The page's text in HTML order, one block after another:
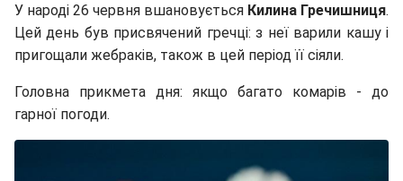
У народі 26 червня вшановується Килина Гречишниця.
Цей день був присвячений гречці: з неї варили кашу і
пригощали жебраків, також в цей період її сіяли.
Головна прикмета дня: якщо багато комарів - до
гарної погоди.